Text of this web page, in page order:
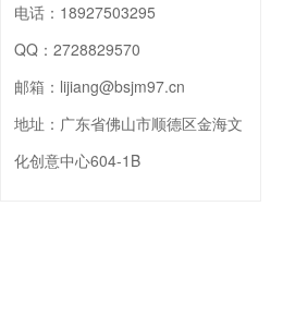
电话： 18927503295
QQ： 2728829570
邮箱： lijiang@bsjm97.cn
地址： 广东省佛山市顺德区金海文
化创意中心604-1B